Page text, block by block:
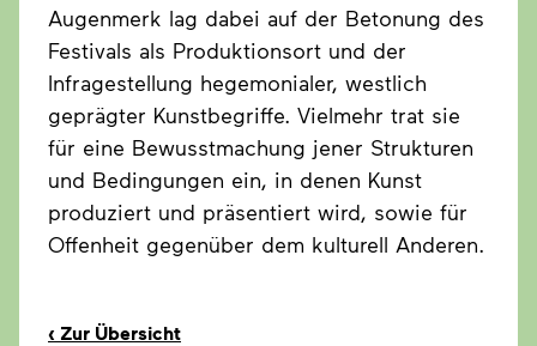
Augenmerk lag dabei auf der Betonung des
Festivals als Produktionsort und der
Infragestellung hegemonialer, westlich
geprägter Kunstbegriffe. Vielmehr trat sie
für eine Bewusstmachung jener Strukturen
und Bedingungen ein, in denen Kunst
produziert und präsentiert wird, sowie für
Offenheit gegenüber dem kulturell Anderen.
‹ Zur Übersicht